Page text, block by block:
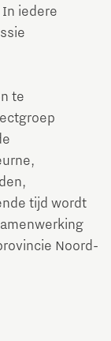
iedere
te
tijd wordt
Noord-